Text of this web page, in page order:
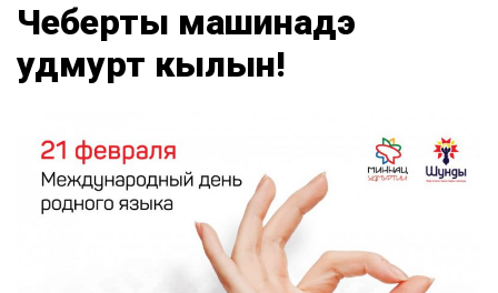
Чеберты машинадэ
удмурт кылын!